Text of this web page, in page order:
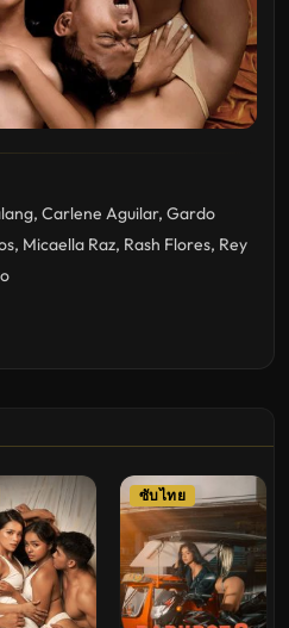
, Carlene Aguilar, Gardo
, Micaella Raz, Rash Flores, Rey
ซับไทย